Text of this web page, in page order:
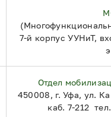
7-й корпус УУНиТ,
Отдел
450008, г. Уфа, ул.
каб. 7-212